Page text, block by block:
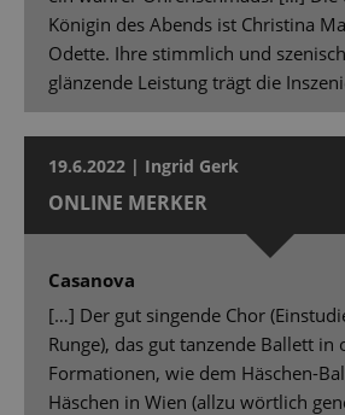
Königin des Abends ist Christina
Odette. Ihre stimmlich und
glänzende Leistung trägt die
19.6.2022 | Ingrid Gerk
ONLINE MERKER
Casanova
[…] Der gut singende Chor
Runge), das gut tanzende Ballett in
Formationen, wie dem Häschen-
Häschen in Wien (allzu wörtlich